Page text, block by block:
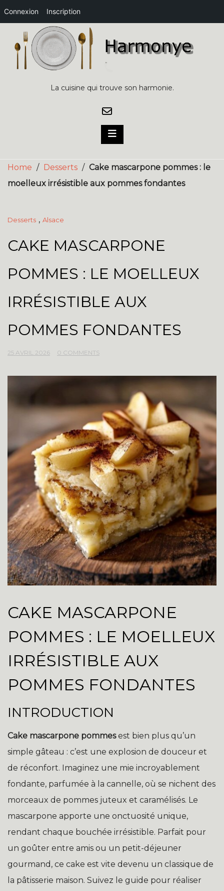
Connexion Inscription
content
La cuisine qui trouve son harmonie.
Home / Desserts / Cake mascarpone pommes : le
moelleux irrésistible aux pommes fondantes
Desserts , Alsace
CAKE MASCARPONE
POMMES : LE MOELLEUX
IRRÉSISTIBLE AUX
POMMES FONDANTES
25 AVRIL 2026 0 COMMENTS
CAKE MASCARPONE
POMMES : LE MOELLEUX
IRRÉSISTIBLE AUX
POMMES FONDANTES
INTRODUCTION
Cake mascarpone pommesest bien plus qu’un
simple gâteau : c’est une explosion de douceur et
de réconfort. Imaginez une mie incroyablement
fondante, parfumée à la cannelle, où se nichent des
morceaux de pommes juteux et caramélisés. Le
mascarpone apporte une onctuosité unique,
rendant chaque bouchée irrésistible. Parfait pour
un goûter entre amis ou un petit-déjeuner
gourmand, ce cake est vite devenu un classique de
la pâtisserie maison. Suivez le guide pour réaliser